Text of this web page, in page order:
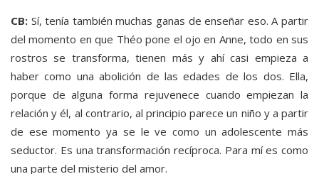
CB: Sí, tenía también muchas ganas de enseñar eso. A partir
del momento en que Théo pone el ojo en Anne, todo en sus
rostros se transforma, tienen más y ahí casi empieza a
haber como una abolición de las edades de los dos. Ella,
porque de alguna forma rejuvenece cuando empiezan la
relación y él, al contrario, al principio parece un niño y a partir
de ese momento ya se le ve como un adolescente más
seductor. Es una transformación recíproca. Para mí es como
una parte del misterio del amor.